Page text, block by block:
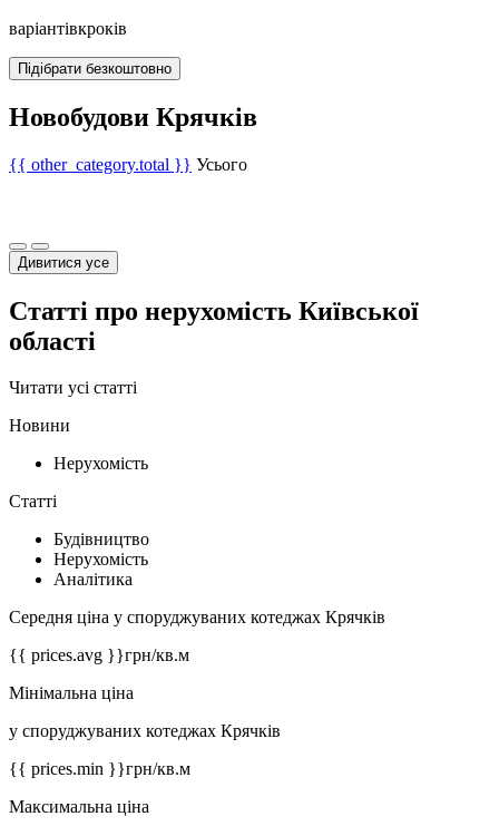
варіантівкроків
Підібрати безкоштовно
Новобудови Крячків
{{ other_category.total }} Усього
Дивитися усе
Статті про нерухомість Київської
області
Читати усі статті
Новини
Нерухомість
Статті
Будівництво
Нерухомість
Аналітика
Середня ціна у споруджуваних котеджах Крячків
{{ prices.avg }}грн/кв.м
Мінімальна ціна
у споруджуваних котеджах Крячків
{{ prices.min }}грн/кв.м
Максимальна ціна